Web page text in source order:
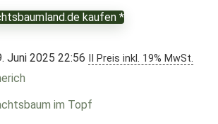
kaufen *
Juni 2025 22:56 II Preis inkl. 19% MwSt.
im Topf